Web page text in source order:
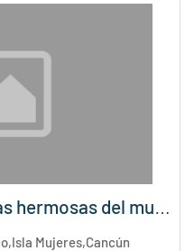
Conoce las playas mas hermosas del mundo
Mujeres,Cancún